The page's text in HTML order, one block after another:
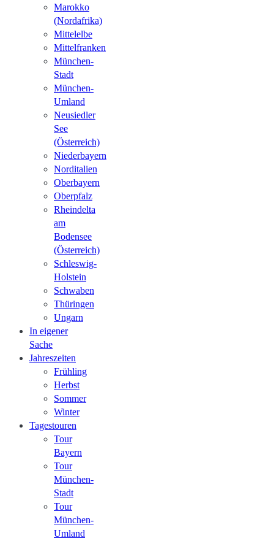
Marokko
(Nordafrika)
Mittelelbe
Mittelfranken
München-
Stadt
München-
Umland
Neusiedler
See
(Österreich)
Niederbayern
Norditalien
Oberbayern
Oberpfalz
Rheindelta
am
Bodensee
(Österreich)
Schleswig-
Holstein
Schwaben
Thüringen
Ungarn
In eigener
Sache
Jahreszeiten
Frühling
Herbst
Sommer
Winter
Tagestouren
Tour
Bayern
Tour
München-
Stadt
Tour
München-
Umland